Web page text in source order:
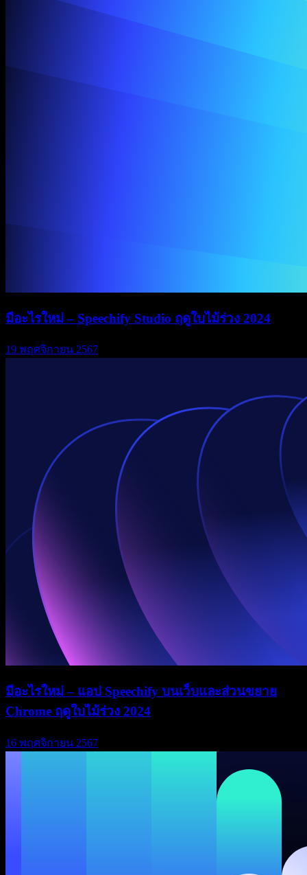
มีอะไรใหม่ – Speechify Studio ฤดูใบไม้ร่วง 2024
19 พฤศจิกายน 2567
มีอะไรใหม่ – แอป Speechify บนเว็บและส่วนขยาย
Chrome ฤดูใบไม้ร่วง 2024
16 พฤศจิกายน 2567